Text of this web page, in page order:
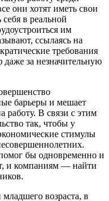
они хотят иметь свои
в реальной
им
ссылаясь на
требования
за незначительную
барьеры и мешает
работу. В связи с этим
так, чтобы у
стимулы
бы одновременно и
и компаниям — найти
возраста, в